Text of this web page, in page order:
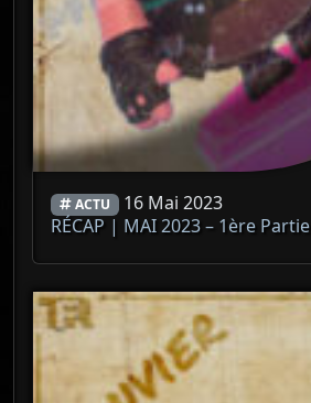
ACTU 16 Mai 2023
RÉCAP | MAI 2023 – 1ère Partie